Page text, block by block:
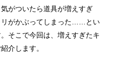
がついたら道具が増えすぎ
リがかぶってしまった……とい
そこで今回は、増えすぎたキ
介します。